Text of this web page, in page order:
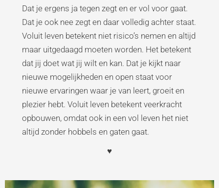
Dat je ergens ja tegen zegt en er vol voor gaat.
Dat je ook nee zegt en daar volledig achter staat.
Voluit leven betekent niet risico’s nemen en altijd
maar uitgedaagd moeten worden. Het betekent
dat jij doet wat jij wilt en kan. Dat je kijkt naar
nieuwe mogelijkheden en open staat voor
nieuwe ervaringen waar je van leert, groeit en
plezier hebt. Voluit leven betekent veerkracht
opbouwen, omdat ook in een vol leven het niet
altijd zonder hobbels en gaten gaat.
♥